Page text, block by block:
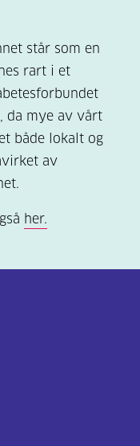
står som en
rart i et
da mye av vårt
både lokalt og
av
her.